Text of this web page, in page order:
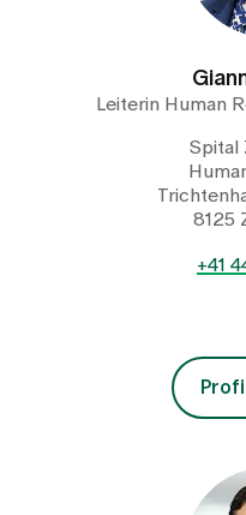
Leiterin Human
Spital
8125
+41